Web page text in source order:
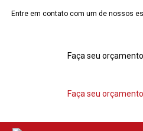
Entre em contato com um de nossos
Faça seu
Faça seu